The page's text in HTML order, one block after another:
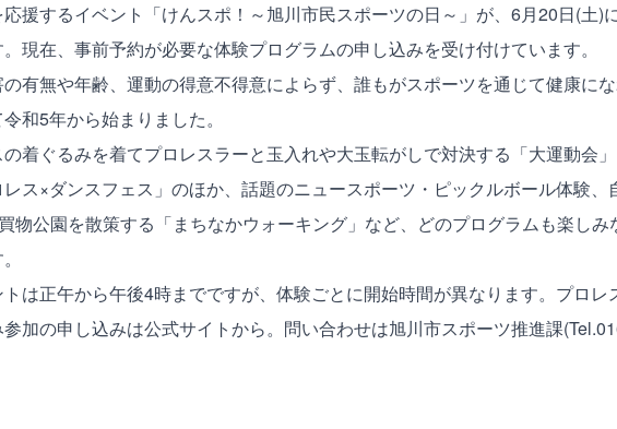
援するイベント「けんスポ！～旭川市民スポーツの日～」が、6月20日(土)
現在、事前予約が必要な体験プログラムの申し込みを受け付けています。
有無や年齢、運動の得意不得意によらず、誰もがスポーツを通じて健康に
和5年から始まりました。
着ぐるみを着てプロレスラーと玉入れや大玉転がしで対決する「大運動会
ス×ダンスフェス」のほか、話題のニュースポーツ・ピックルボール体験、
物公園を散策する「まちなかウォーキング」など、どのプログラムも楽しみ
は正午から午後4時までですが、体験ごとに開始時間が異なります。プロレ
加の申し込みは公式サイトから。問い合わせは旭川市スポーツ推進課